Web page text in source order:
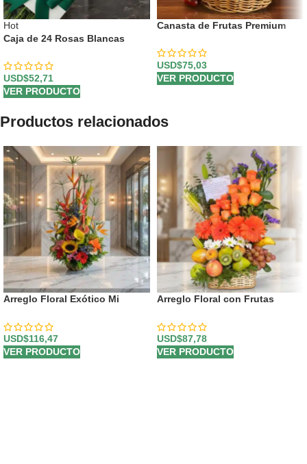
Hot
Caja de 24 Rosas Blancas
USD$52,71
VER PRODUCTO
Canasta de Frutas Premium
USD$75,03
VER PRODUCTO
Productos relacionados
Arreglo Floral Exótico Mi
USD$116,47
VER PRODUCTO
Arreglo Floral con Frutas
USD$87,78
VER PRODUCTO